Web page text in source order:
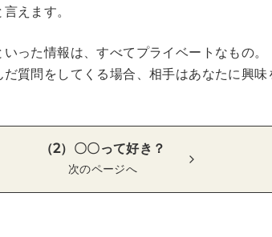
えます。
った情報は、すべてプライベートなもの。
質問をしてくる場合、相手はあなたに興
（2）〇〇って好き？
次のページへ